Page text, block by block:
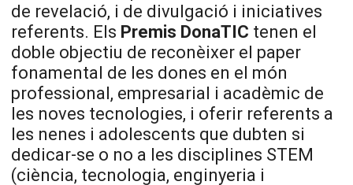
de revelació, i de divulgació i iniciatives
referents. Els Premis DonaTIC tenen el
doble objectiu de reconèixer el paper
fonamental de les dones en el món
professional, empresarial i acadèmic de
les noves tecnologies, i oferir referents a
les nenes i adolescents que dubten si
dedicar-se o no a les disciplines STEM
(ciència, tecnologia, enginyeria i